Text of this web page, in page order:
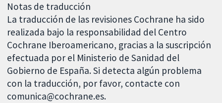
Notas de traducción
La traducción de las revisiones Cochrane ha sido
realizada bajo la responsabilidad del Centro
Cochrane Iberoamericano, gracias a la suscripción
efectuada por el Ministerio de Sanidad del
Gobierno de España. Si detecta algún problema
con la traducción, por favor, contacte con
comunica@cochrane.es.